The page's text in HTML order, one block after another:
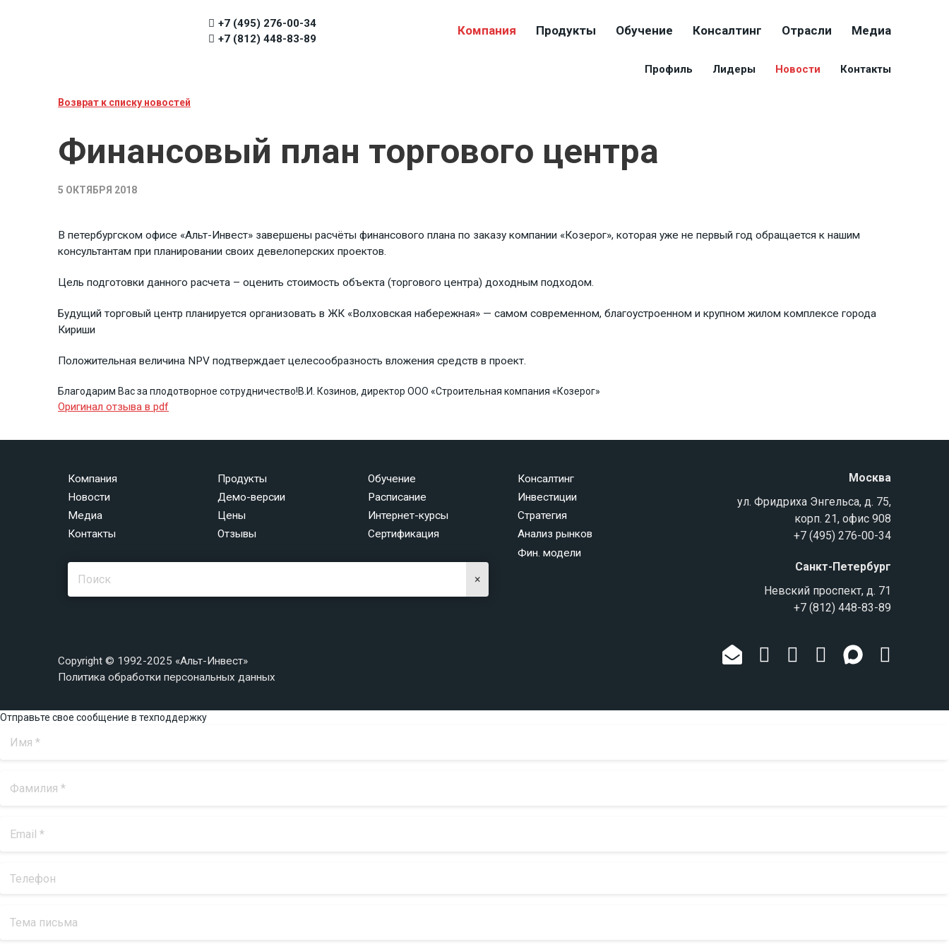
+7 (495) 276-00-34
+7 (812) 448-83-89
Компания Продукты Обучение Консалтинг Отрасли Медиа
Профиль Лидеры Новости Контакты
Возврат к списку новостей
Финансовый план торгового центра
5 ОКТЯБРЯ 2018
В петербургском офисе «Альт-Инвест» завершены расчёты финансового плана по заказу компании «Козерог», которая уже не первый год обращается к нашим
консультантам при планировании своих девелоперских проектов.
Цель подготовки данного расчета – оценить стоимость объекта (торгового центра) доходным подходом.
Будущий торговый центр планируется организовать в ЖК «Волховская набережная» — самом современном, благоустроенном и крупном жилом комплексе города
Кириши
Положительная величина NPV подтверждает целесообразность вложения средств в проект.
Благодарим Вас за плодотворное сотрудничество!В.И. Козинов, директор ООО «Строительная компания «Козерог»
Оригинал отзыва в pdf
Компания
Новости
Медиа
Контакты
Продукты
Демо-версии
Цены
Отзывы
Обучение
Расписание
Интернет-курсы
Сертификация
Консалтинг
Инвестиции
Стратегия
Анализ рынков
Фин. модели
×
Москва
ул. Фридриха Энгельса, д. 75,
корп. 21, офис 908
+7 (495) 276-00-34
Санкт-Петербург
Невский проспект, д. 71
+7 (812) 448-83-89
Copyright © 1992-2025 «Альт-Инвест»
Политика обработки персональных данных
Отправьте свое сообщение в техподдержку